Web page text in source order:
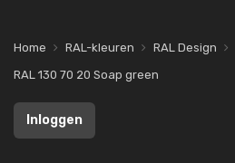
Home RAL-kleuren RAL Design
RAL 130 70 20 Soap green
Inloggen